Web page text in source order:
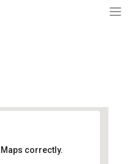
correctly.